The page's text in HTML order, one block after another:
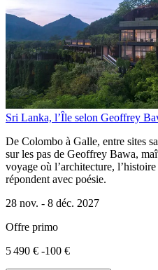
Sri Lanka, l’Île selon Geoffrey
De Colombo à Galle, entre sites
sur les pas de Geoffrey Bawa,
voyage où l’architecture,
répondent avec poésie.
28 nov. - 8 déc. 2027
Offre primo
5 490 € -100 €